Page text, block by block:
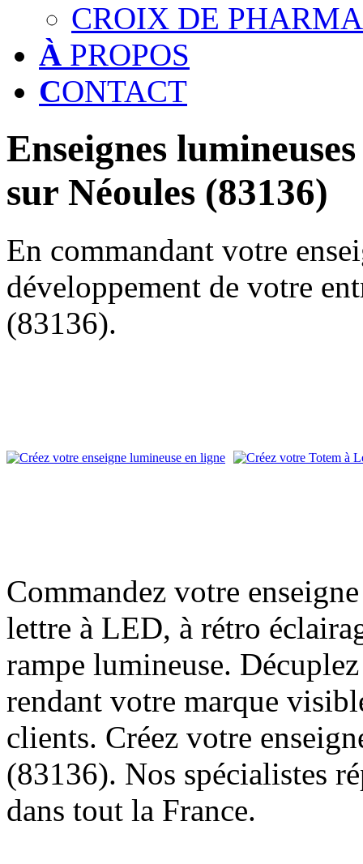
CROIX DE
À PROPOS
CONTACT
Enseignes
sur Néoules (83136)
En commandant votre
développement de votre
(83136).
Commandez votre
lettre à LED, à rétro
rampe lumineuse.
rendant votre marque
clients. Créez votre
(83136). Nos spécialistes
dans tout la France.